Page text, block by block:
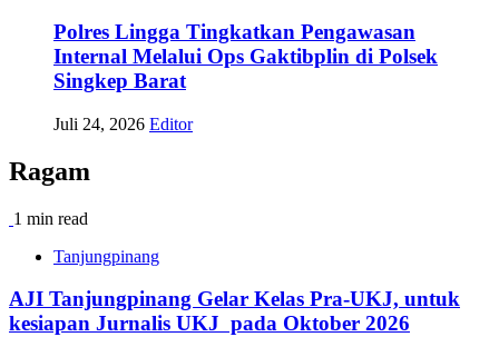
Polres Lingga Tingkatkan Pengawasan
Internal Melalui Ops Gaktibplin di Polsek
Singkep Barat
Juli 24, 2026 Editor
Ragam
1 min read
Tanjungpinang
AJI Tanjungpinang Gelar Kelas Pra-UKJ, untuk
kesiapan Jurnalis UKJ pada Oktober 2026